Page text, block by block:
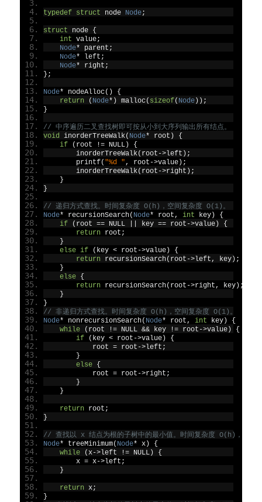
typedef struct node Node;
struct node {
int value;
Node* parent ;
Node* left ;
Node* right ;
};
Node* nodeAlloc()
{
return
( Node*) malloc( sizeof( Node));
}
// 中序遍历二叉查找树即可按从小到大序列输出所有结点。
void inorderTreeWalk( Node* root )
{
if
( root != NULL)
{
        inorderTreeWalk
( root ->left );
        printf
( "%d ", root ->value);
        inorderTreeWalk
( root ->right );
}
}
// 递归方式查找。时间复杂度 O(h)，空间复杂度 O(1)。
Node* recursionSearch( Node* root, int key)
{
if
( root == NULL key == root ->value)
{
return root ;
}
else if ( key < root ->value)
{
return recursionSearch( root ->left, key);
}
else
{
return recursionSearch( root ->right, key);
}
}
// 非递归方式查找。时间复杂度 O(h)，空间复杂度 O(1)。
Node* nonrecursionSearch( Node* root, int key)
{
while
( root != NULL && key != root ->value)
{
if
( key < root ->value)
{
            root
= root ->left ;
}
else
{
            root
= root ->right ;
}
}
return root ;
}
// 查找以 x 结点为根的子树中的最小值。时间复杂度 O(h)，空间
Node* treeMinimum( Node* x)
{
while
(x->left != NULL)
{
        x
= x->left ;
}
return x;
}